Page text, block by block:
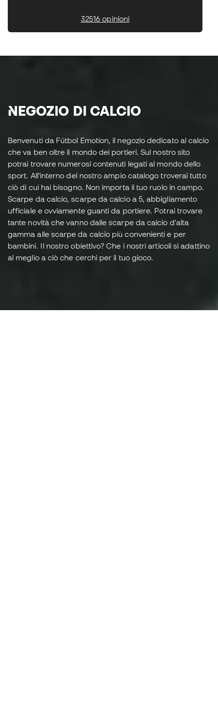
32516 opinioni
NEGOZIO DI CALCIO
Benvenuti da Fútbol Emotion, il negozio dedicato al calcio
che va ben oltre il mondo dei portieri. Sul nostro sito
potrai trovare numerosi contenuti legati al mondo dello
sport. All'interno del nostro ampio catalogo troverai tutto
ciò di cui hai bisogno. Non importa il tuo ruolo in campo.
Scarpe da calcio, scarpe da calcio a 5, abbigliamento
ufficiale e ovviamente guanti da portiere. Potrai trovare
tante novità che vanno dalle scarpe da calcio d'alta
gamma alle scarpe da calcio più convenienti e per
bambini. Il nostro obiettivo? Che i nostri articoli si adattino
al meglio a ciò che cerchi per il tuo gioco.